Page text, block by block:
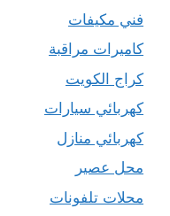
فني مكيفات
كاميرات مراقبة
كراج الكويت
كهربائي سيارات
كهربائي منازل
محل عصير
محلات تلفونات